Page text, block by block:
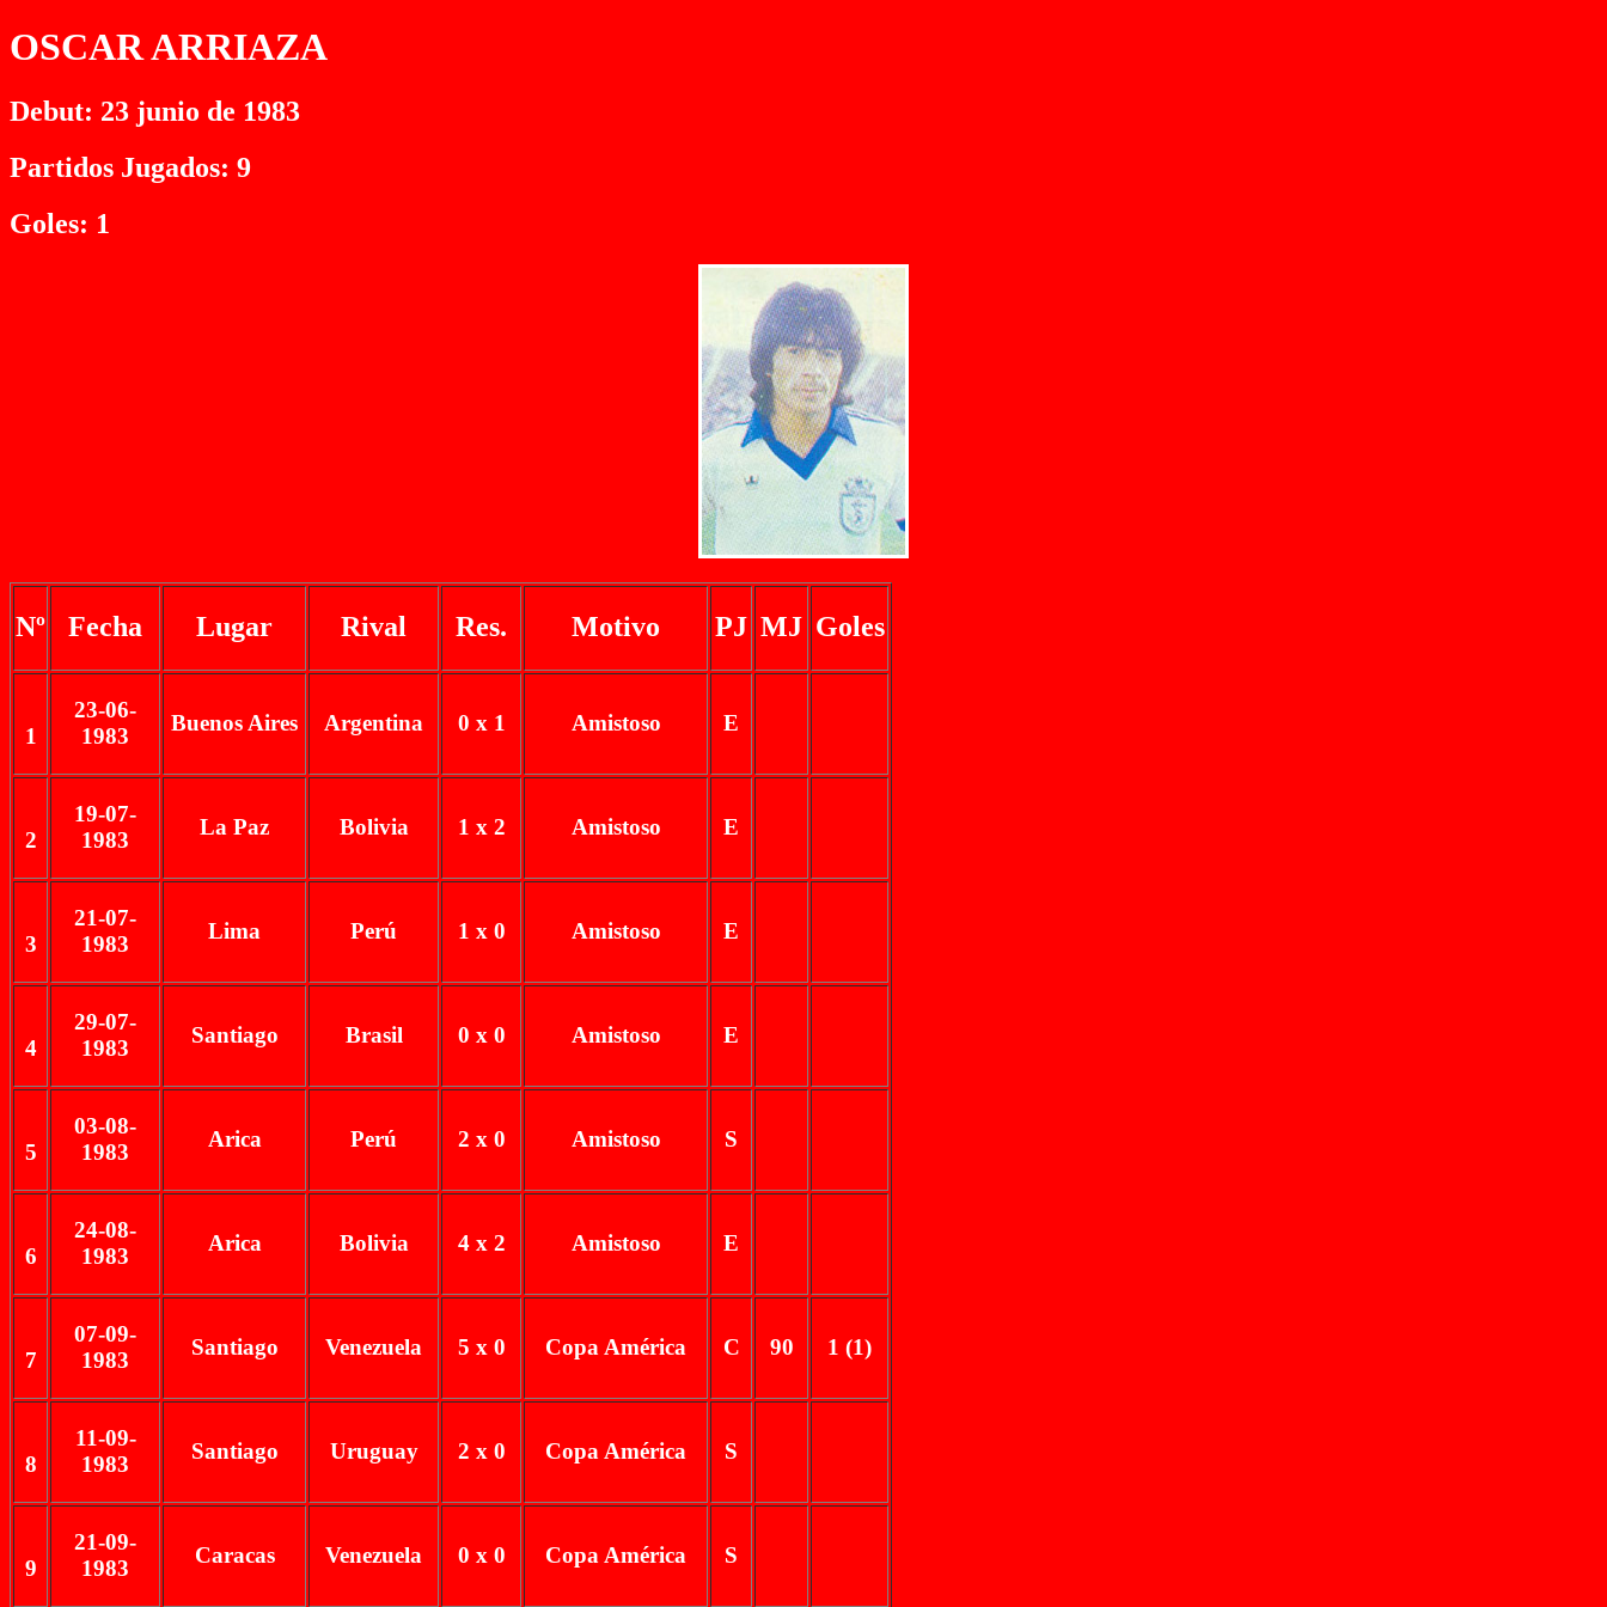
OSCAR ARRIAZA
Debut: 23 junio de 1983
Partidos Jugados: 9
Goles: 1
Nº Fecha Lugar Rival Res. Motivo PJ MJ Goles
1
23-06-
1983
Buenos Aires Argentina 0 x 1 Amistoso E
2
19-07-
1983
La Paz Bolivia 1 x 2 Amistoso E
3
21-07-
1983
Lima Perú 1 x 0 Amistoso E
4
29-07-
1983
Santiago Brasil 0 x 0 Amistoso E
5
03-08-
1983
Arica Perú 2 x 0 Amistoso S
6
24-08-
1983
Arica Bolivia 4 x 2 Amistoso E
7
07-09-
1983
Santiago Venezuela 5 x 0 Copa América C 90 1 (1)
8
11-09-
1983
Santiago Uruguay 2 x 0 Copa América S
9
21-09-
1983
Caracas Venezuela 0 x 0 Copa América S